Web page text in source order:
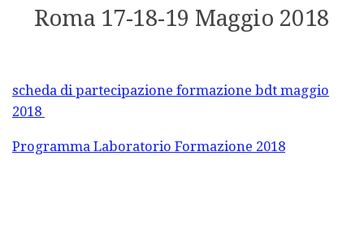
Roma 17-18-19 Maggio 2018
scheda di partecipazione formazione bdt maggio
2018
Programma Laboratorio Formazione 2018